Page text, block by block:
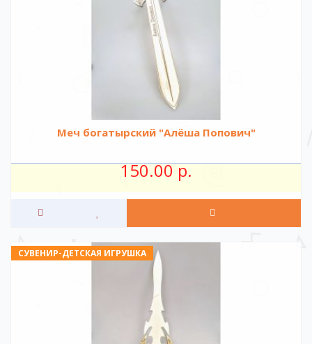
Меч богатырский "Алёша Попович"
150.00 р.
СУВЕНИР-ДЕТСКАЯ ИГРУШКА